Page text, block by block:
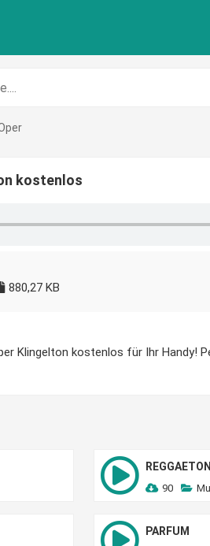
kostenlos
880,27 KB
Klingelton kostenlos für Ihr Handy!
REGGAETON
90
PARFUM